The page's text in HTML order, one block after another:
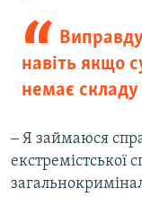
навіть якщо
немає
‒ Я займаюся
екстремістської